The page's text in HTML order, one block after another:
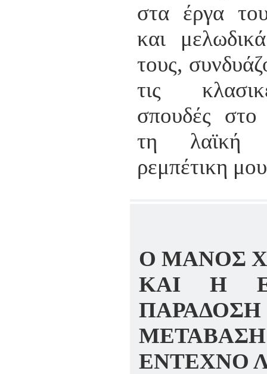
στα έργα
και
τους,
τις
σπουδές
τη λαϊκή
ρεμπέτικη
Ο ΜΑΝΟΣ
ΚΑΙ Η
ΠΑΡΑΔΟΣΗ
ΕΝΤΕΧΝΟ